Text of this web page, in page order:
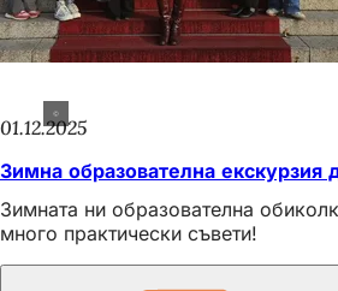
01.12.2025
Зимна образователна екскурзия
Зимната ни образователна
много практически съвети!
Това също може да ви интересува